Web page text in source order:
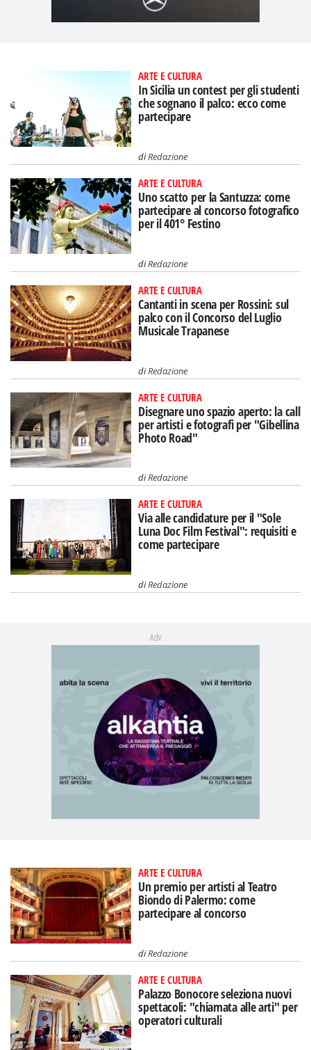
ARTE E CULTURA
In Sicilia un contest per gli studenti
che sognano il palco: ecco come
partecipare
diRedazione
ARTE E CULTURA
Uno scatto per la Santuzza: come
partecipare al concorso fotografico
per il 401° Festino
diRedazione
ARTE E CULTURA
Cantanti in scena per Rossini: sul
palco con il Concorso del Luglio
Musicale Trapanese
diRedazione
ARTE E CULTURA
Disegnare uno spazio aperto: la call
per artisti e fotografi per "Gibellina
Photo Road"
diRedazione
ARTE E CULTURA
Via alle candidature per il "Sole
Luna Doc Film Festival": requisiti e
come partecipare
diRedazione
Adv
ARTE E CULTURA
Un premio per artisti al Teatro
Biondo di Palermo: come
partecipare al concorso
diRedazione
ARTE E CULTURA
Palazzo Bonocore seleziona nuovi
spettacoli: "chiamata alle arti" per
operatori culturali